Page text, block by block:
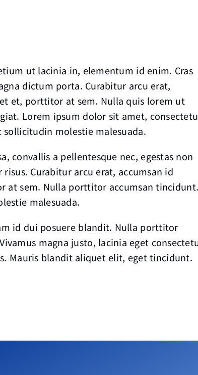
ut lacinia in, elementum id enim. Cras
dictum porta. Curabitur arcu erat,
et, porttitor at sem. Nulla quis lorem ut
Lorem ipsum dolor sit amet,
sollicitudin molestie malesuada.
convallis a pellentesque nec, egestas non
Curabitur arcu erat, accumsan id
at sem. Nulla porttitor accumsan tincidunt.
malesuada.
id dui posuere blandit. Nulla porttitor
magna justo, lacinia eget
Mauris blandit aliquet elit, eget tincidunt.